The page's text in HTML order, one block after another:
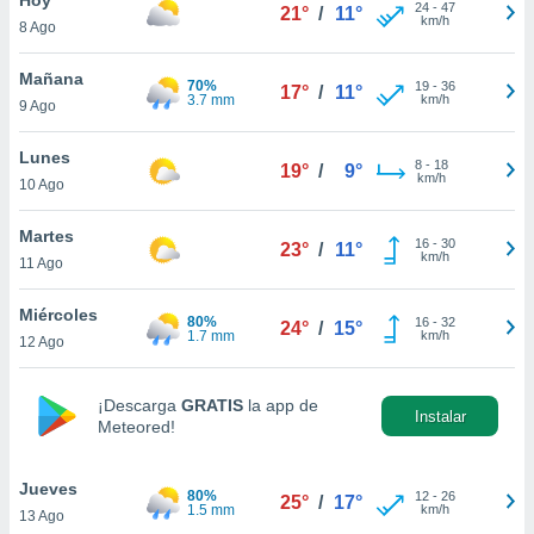
y
en
más
de
cookies
aceptar
8 Ago
21° / 11° 24- 47
km/h
Mañana
9 Ago
70%
3.7 mm
17° / 11° 19- 36
km/h
Lunes
10 Ago
19° / 9° 8- 18
km/h
Martes
11 Ago
23° / 11° 16- 30
km/h
Miércoles
12 Ago
80%
1.7 mm
24° / 15° 16- 32
km/h
¡Descarga GRATIS la app de
Meteored!
Instalar
Jueves
13 Ago
80%
1.5 mm
25° / 17° 12- 26
km/h